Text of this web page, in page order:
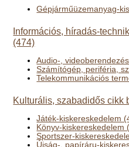
Gépjárműüzemanyag-
Információs, híradás-
(474)
Audio-,
Számítógép, periféria,
Telekommunikációs
Kulturális, szabadidős cikk
Játék-kiskereskedelem
Könyv-kiskereskedelem
Sportszer-
Újság-, papíráru-